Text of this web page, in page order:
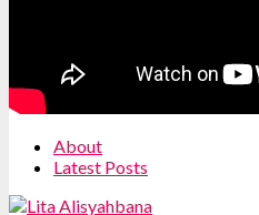
About
Latest Posts